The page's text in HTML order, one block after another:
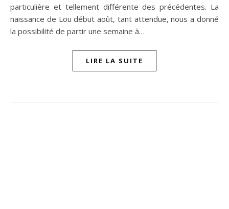
particulière et tellement différente des précédentes. La
naissance de Lou début août, tant attendue, nous a donné
la possibilité de partir une semaine à…
LIRE LA SUITE